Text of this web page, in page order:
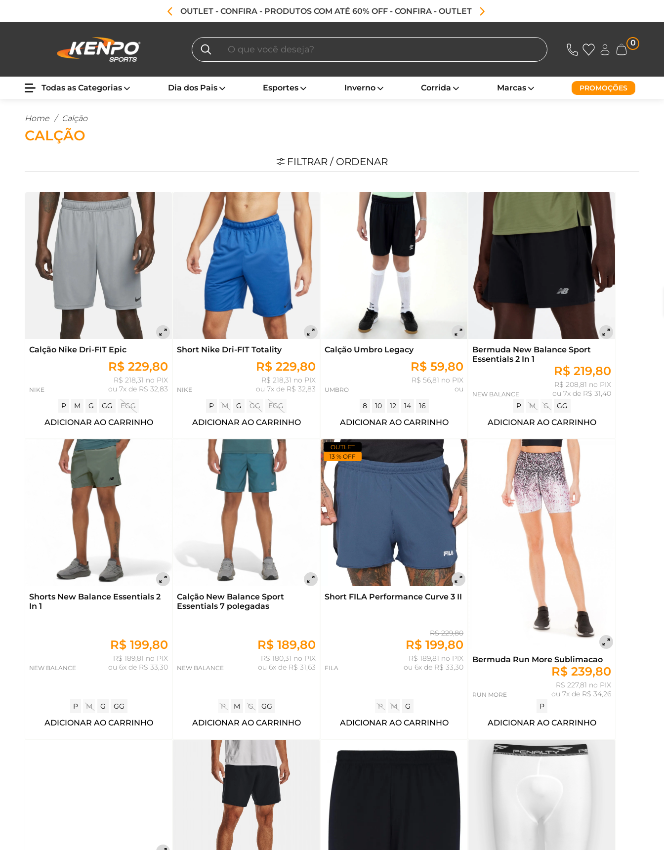
OUTLET - CONFIRA - PRODUTOS COM ATÉ 60% OFF - CONFIRA - OUTLET
0
Todas as Categorias Dia dos Pais Esportes Inverno Corrida Marcas PROMOÇÕES
Home / Calção
CALÇÃO
FILTRAR / ORDENAR
Calção Nike Dri-FIT Epic
R$ 229,80
R$ 218,31 no PIX
ou 7x de R$ 32,83
NIKE
P M G GG EGG
ADICIONAR AO CARRINHO
Short Nike Dri-FIT Totality
R$ 229,80
R$ 218,31 no PIX
ou 7x de R$ 32,83
NIKE
P M G GG EGG
ADICIONAR AO CARRINHO
Calção Umbro Legacy
R$ 59,80
R$ 56,81 no PIX
ou
UMBRO
8 10 12 14 16
ADICIONAR AO CARRINHO
Bermuda New Balance Sport
Essentials 2 In 1
R$ 219,80
R$ 208,81 no PIX
ou 7x de R$ 31,40
NEW BALANCE
P M G GG
ADICIONAR AO CARRINHO
Shorts New Balance Essentials 2
In 1
R$ 199,80
R$ 189,81 no PIX
ou 6x de R$ 33,30
NEW BALANCE
P M G GG
ADICIONAR AO CARRINHO
Calção New Balance Sport
Essentials 7 polegadas
R$ 189,80
R$ 180,31 no PIX
ou 6x de R$ 31,63
NEW BALANCE
P M G GG
ADICIONAR AO CARRINHO
OUTLET
13 % OFF
Short FILA Performance Curve 3 II
R$ 229,80
R$ 199,80
R$ 189,81 no PIX
ou 6x de R$ 33,30
FILA
P M G
ADICIONAR AO CARRINHO
Bermuda Run More Sublimacao
R$ 239,80
R$ 227,81 no PIX
ou 7x de R$ 34,26
RUN MORE
P
ADICIONAR AO CARRINHO